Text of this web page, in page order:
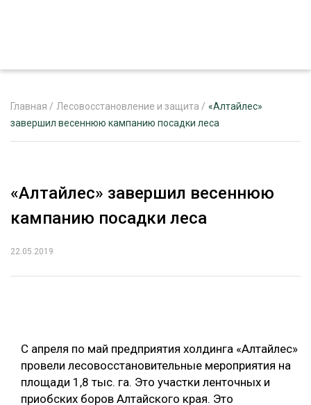
РЕКЛАМОДАТЕЛЯМ
ЛЕСНОЕ ХОЗЯЙСТВО
ЦИФРОВАЯ СРЕДА
БИОЭНЕРГЕТИКА
ТЕМАТИЧЕСКИЕ ПРОЕКТЫ
Главная / Лесовосстановление и защита / «Алтайлес»
завершил весеннюю кампанию посадки леса
«Алтайлес» завершил весеннюю
кампанию посадки леса
22.05.2019
С апреля по май предприятия холдинга «Алтайлес»
провели лесовосстановительные мероприятия на
площади 1,8 тыс. га. Это участки ленточных и
приобских боров Алтайского края. Это